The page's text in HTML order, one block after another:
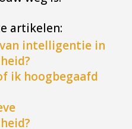
artikelen:
intelligentie in
ik hoogbegaafd